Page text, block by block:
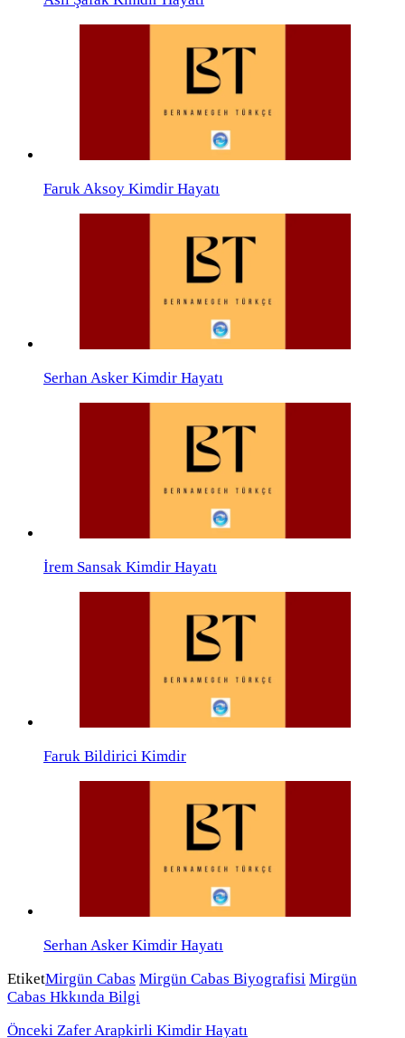
Faruk Aksoy Kimdir Hayatı
Serhan Asker Kimdir Hayatı
İrem Sansak Kimdir Hayatı
Faruk Bildirici Kimdir
Serhan Asker Kimdir Hayatı
EtiketMirgün Cabas Mirgün Cabas Biyografisi Mirgün
Cabas Hkkında Bilgi
Önceki Zafer Arapkirli Kimdir Hayatı